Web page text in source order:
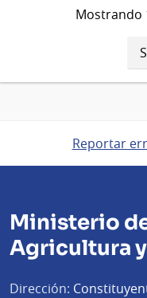
Mostrando
Reportar
Ministerio
Agricultura y
Dirección: